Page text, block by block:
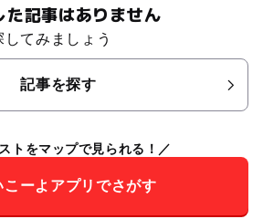
た記事はありません
てみましょう
記事を探す
トをマップで見られる！
こーよアプリでさがす